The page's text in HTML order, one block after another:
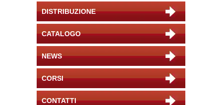
DISTRIBUZIONE
CATALOGO
NEWS
CORSI
CONTATTI